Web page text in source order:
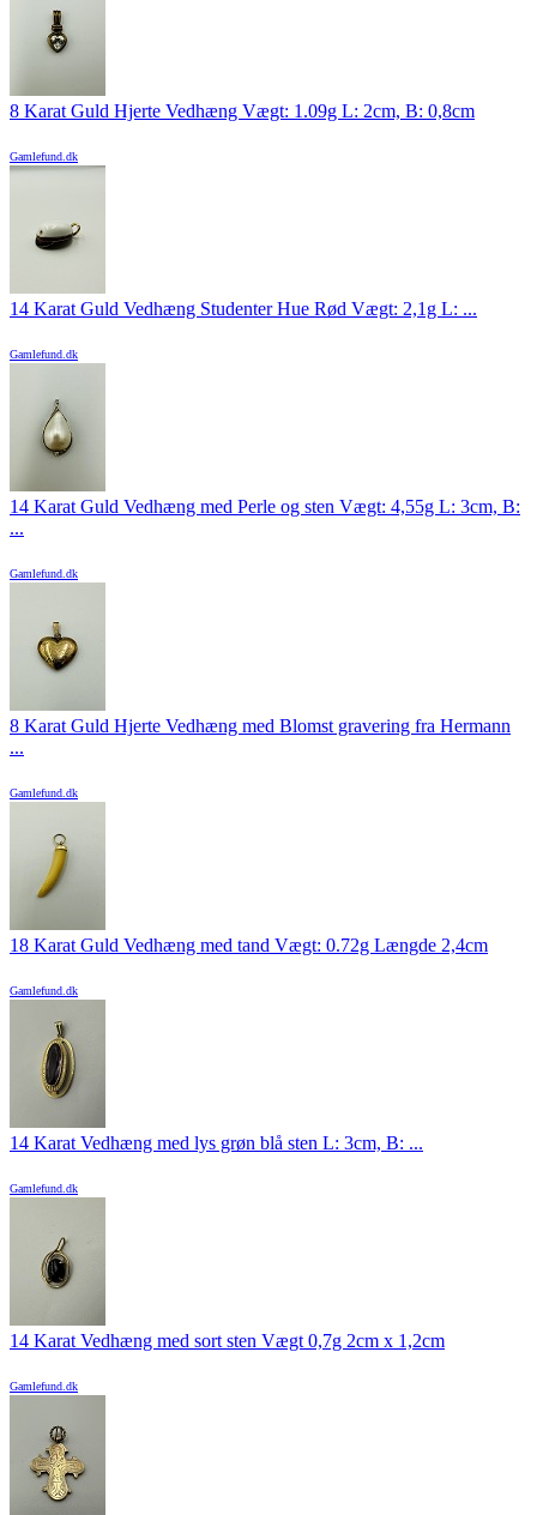
8 Karat Guld Hjerte Vedhæng Vægt: 1.09g L: 2cm, B: 0,8cm
Gamlefund.dk
14 Karat Guld Vedhæng Studenter Hue Rød Vægt: 2,1g L: ...
Gamlefund.dk
14 Karat Guld Vedhæng med Perle og sten Vægt: 4,55g L: 3cm, B:
...
Gamlefund.dk
8 Karat Guld Hjerte Vedhæng med Blomst gravering fra Hermann
...
Gamlefund.dk
18 Karat Guld Vedhæng med tand Vægt: 0.72g Længde 2,4cm
Gamlefund.dk
14 Karat Vedhæng med lys grøn blå sten L: 3cm, B: ...
Gamlefund.dk
14 Karat Vedhæng med sort sten Vægt 0,7g 2cm x 1,2cm
Gamlefund.dk